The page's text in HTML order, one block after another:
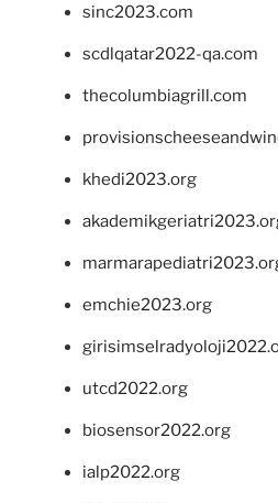
sinc2023.com
scdlqatar2022-qa.com
thecolumbiagrill.com
khedi2023.org
emchie2023.org
utcd2022.org
biosensor2022.org
ialp2022.org